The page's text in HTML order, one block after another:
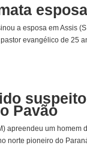
a esposa em Assis
evangélico de 25
Pavão
apreendeu um homem
norte pioneiro do